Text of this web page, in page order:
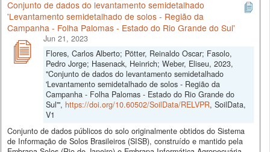
Conjunto de dados do levantamento semidetalhado
'Levantamento semidetalhado de solos - Região da
Campanha - Folha Palomas - Estado do Rio Grande do Sul'
Jun 21, 2023
Flores, Carlos Alberto; Pötter, Reinaldo Oscar; Fasolo,
Pedro Jorge; Hasenack, Heinrich; Weber, Eliseu, 2023,
"Conjunto de dados do levantamento semidetalhado
'Levantamento semidetalhado de solos - Região da
Campanha - Folha Palomas - Estado do Rio Grande do
Sul'", https://doi.org/10.60502/SoilData/RELVPR, SoilData,
V1
Conjunto de dados públicos do solo originalmente obtidos do Sistema
de Informação de Solos Brasileiros (SISB), construído e mantido pela